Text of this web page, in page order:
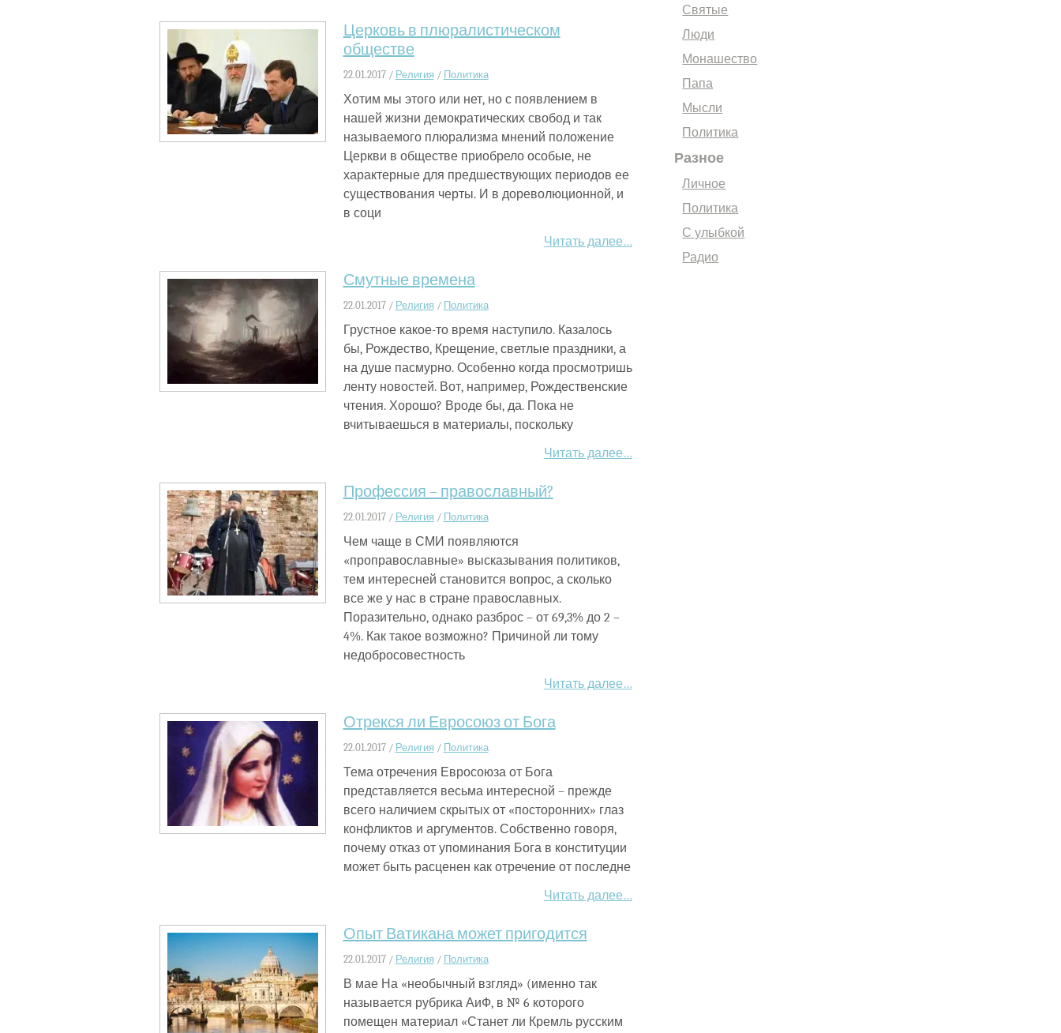
Святые
Люди
Монашество
Папа
Мысли
Политика
Разное
Личное
Политика
С улыбкой
Радио
Церковь в плюралистическом
обществе
22.01.2017 / Религия / Политика
Хотим мы этого или нет, но с появлением в
нашей жизни демократических свобод и так
называемого плюрализма мнений положение
Церкви в обществе приобрело особые, не
характерные для предшествующих периодов ее
существования черты. И в дореволюционной, и
в соци
Читать далее…
Смутные времена
22.01.2017 / Религия / Политика
Грустное какое-то время наступило. Казалось
бы, Рождество, Крещение, светлые праздники, а
на душе пасмурно. Особенно когда просмотришь
ленту новостей. Вот, например, Рождественские
чтения. Хорошо? Вроде бы, да. Пока не
вчитываешься в материалы, поскольку
Читать далее…
Профессия – православный?
22.01.2017 / Религия / Политика
Чем чаще в СМИ появляются
«проправославные» высказывания политиков,
тем интересней становится вопрос, а сколько
все же у нас в стране православных.
Поразительно, однако разброс – от 69,3% до 2 –
4%. Как такое возможно? Причиной ли тому
недобросовестность
Читать далее…
Отрекся ли Евросоюз от Бога
22.01.2017 / Религия / Политика
Тема отречения Евросоюза от Бога
представляется весьма интересной – прежде
всего наличием скрытых от «посторонних» глаз
конфликтов и аргументов. Собственно говоря,
почему отказ от упоминания Бога в конституции
может быть расценен как отречение от последне
Читать далее…
Опыт Ватикана может пригодится
22.01.2017 / Религия / Политика
В мае На «необычный взгляд» (именно так
называется рубрика АиФ, в № 6 которого
помещен материал «Станет ли Кремль русским